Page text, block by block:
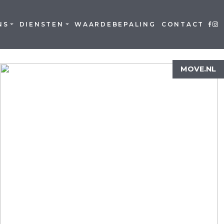
DIENSTEN WAARDEBEPALING CONTACT
MOVE.NL